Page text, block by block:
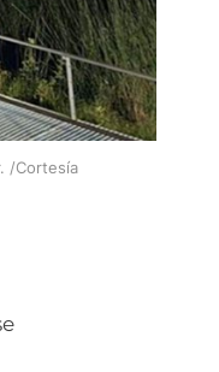
/Cortesía